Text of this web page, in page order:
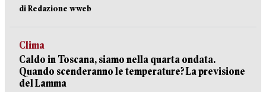
di Redazione wweb
Clima
Caldo in Toscana, siamo nella quarta ondata.
Quando scenderanno le temperature? La previsione
del Lamma